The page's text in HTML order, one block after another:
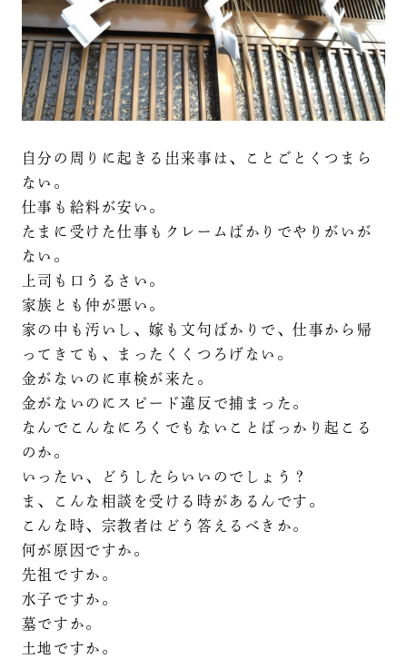
自分の周りに起きる出来事は、ことごとくつまら
ない。
仕事も給料が安い。
たまに受けた仕事もクレームばかりでやりがいが
ない。
上司も口うるさい。
家族とも仲が悪い。
家の中も汚いし、嫁も文句ばかりで、仕事から帰
ってきても、まったくくつろげない。
金がないのに車検が来た。
金がないのにスピード違反で捕まった。
なんでこんなにろくでもないことばっかり起こる
のか。
いったい、どうしたらいいのでしょう？
ま、こんな相談を受ける時があるんです。
こんな時、宗教者はどう答えるべきか。
何が原因ですか。
先祖ですか。
水子ですか。
墓ですか。
土地ですか。